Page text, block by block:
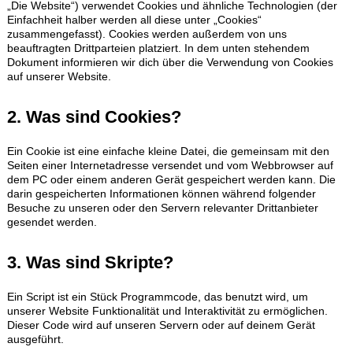
Kontakt
„Die Website“) verwendet Cookies und ähnliche Technologien (der
Einfachheit halber werden all diese unter „Cookies“
zusammengefasst). Cookies werden außerdem von uns
beauftragten Drittparteien platziert. In dem unten stehendem
Dokument informieren wir dich über die Verwendung von Cookies
auf unserer Website.
2. Was sind Cookies?
Ein Cookie ist eine einfache kleine Datei, die gemeinsam mit den
Seiten einer Internetadresse versendet und vom Webbrowser auf
dem PC oder einem anderen Gerät gespeichert werden kann. Die
darin gespeicherten Informationen können während folgender
Besuche zu unseren oder den Servern relevanter Drittanbieter
gesendet werden.
3. Was sind Skripte?
Ein Script ist ein Stück Programmcode, das benutzt wird, um
unserer Website Funktionalität und Interaktivität zu ermöglichen.
Dieser Code wird auf unseren Servern oder auf deinem Gerät
ausgeführt.